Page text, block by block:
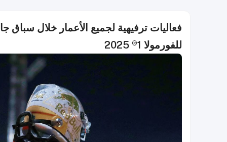
فعاليات ترفيهية لجميع الأعمار خلال
للفورمولا 1® 2025